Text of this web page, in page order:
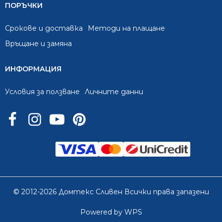
ПОРЪЧКИ
Срокове и доставка
Методи на плащане
Връщане и замяна
ИНФОРМАЦИЯ
Условия за ползване Личните данни
© 2012-2026 Домтекс Сливен Всички права запазени
Powered by WPS